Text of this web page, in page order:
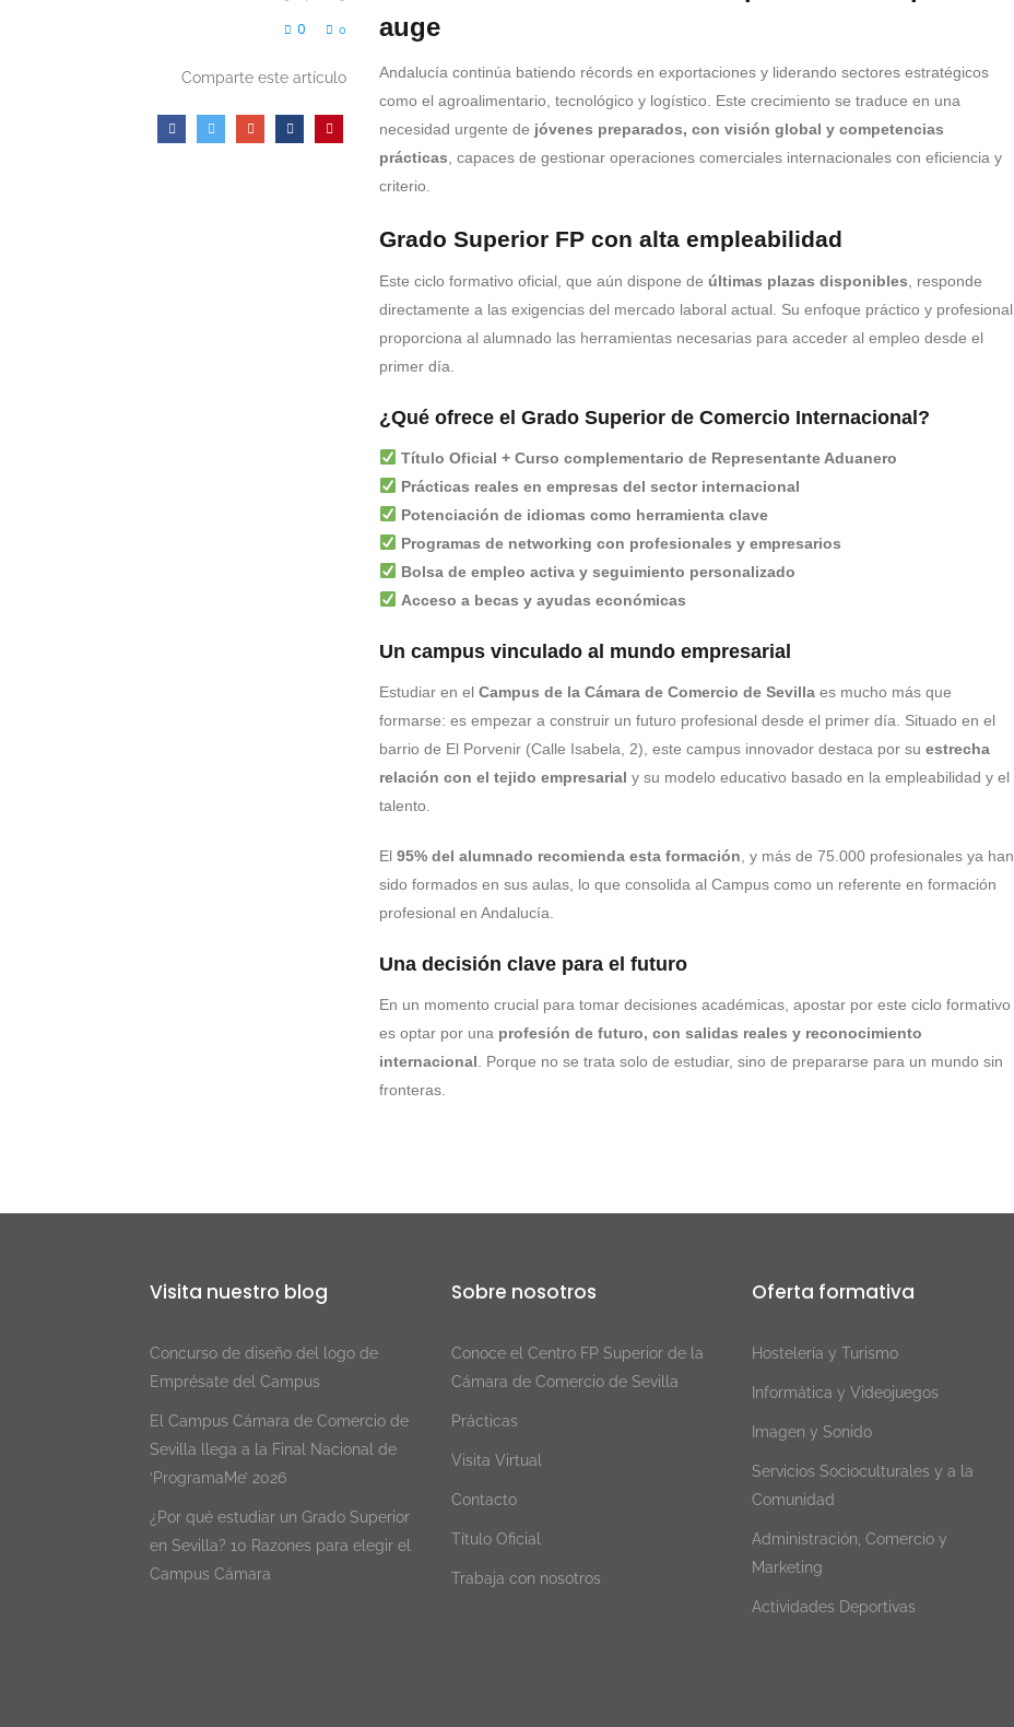
0 0
Comparte este artículo
auge
Andalucía continúa batiendo récords en exportaciones y liderando sectores estratégicos
como el agroalimentario, tecnológico y logístico. Este crecimiento se traduce en una
necesidad urgente de jóvenes preparados, con visión global y competencias
prácticas , capaces de gestionar operaciones comerciales internacionales con eficiencia y
criterio.
Grado Superior FP con alta empleabilidad
Este ciclo formativo oficial, que aún dispone de últimas plazas disponibles , responde
directamente a las exigencias del mercado laboral actual. Su enfoque práctico y profesional
proporciona al alumnado las herramientas necesarias para acceder al empleo desde el
primer día.
¿Qué ofrece el Grado Superior de Comercio Internacional?
Título Oficial + Curso complementario de Representante Aduanero
Prácticas reales en empresas del sector internacional
Potenciación de idiomas como herramienta clave
Programas de networking con profesionales y empresarios
Bolsa de empleo activa y seguimiento personalizado
Acceso a becas y ayudas económicas
Un campus vinculado al mundo empresarial
Estudiar en el Campus de la Cámara de Comercio de Sevilla es mucho más que
formarse: es empezar a construir un futuro profesional desde el primer día. Situado en el
barrio de El Porvenir (Calle Isabela, 2), este campus innovador destaca por su estrecha
relación con el tejido empresarial y su modelo educativo basado en la empleabilidad y el
talento.
El 95% del alumnado recomienda esta formación , y más de 75.000 profesionales ya han
sido formados en sus aulas, lo que consolida al Campus como un referente en formación
profesional en Andalucía.
Una decisión clave para el futuro
En un momento crucial para tomar decisiones académicas, apostar por este ciclo formativo
es optar por una profesión de futuro, con salidas reales y reconocimiento
internacional . Porque no se trata solo de estudiar, sino de prepararse para un mundo sin
fronteras.
Visita nuestro blog
Concurso de diseño del logo de
Emprésate del Campus
El Campus Cámara de Comercio de
Sevilla llega a la Final Nacional de
‘ProgramaMe’ 2026
¿Por qué estudiar un Grado Superior
en Sevilla? 10 Razones para elegir el
Campus Cámara
Sobre nosotros
Conoce el Centro FP Superior de la
Cámara de Comercio de Sevilla
Prácticas
Visita Virtual
Contacto
Título Oficial
Trabaja con nosotros
Oferta formativa
Hostelería y Turismo
Informática y Videojuegos
Imagen y Sonido
Servicios Socioculturales y a la
Comunidad
Administración, Comercio y
Marketing
Actividades Deportivas